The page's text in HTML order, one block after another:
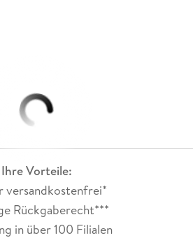
Ihre Vorteile:
versandkostenfrei*
Rückgaberecht***
in über 100 Filialen